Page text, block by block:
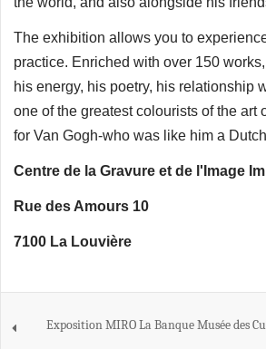
The exhibition allows you to
practice. Enriched with over 150
his energy, his poetry, his relationship
one of the greatest colourists of the art
for Van Gogh-who was like him a
Centre de la Gravure et de l'Image
Rue des Amours 10
7100 La Louvière
Exposition MIRO La Banque Musée des